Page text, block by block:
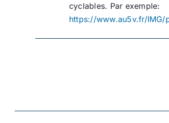
cyclables. Par exemple:
https://www.au5v.fr/IMG/